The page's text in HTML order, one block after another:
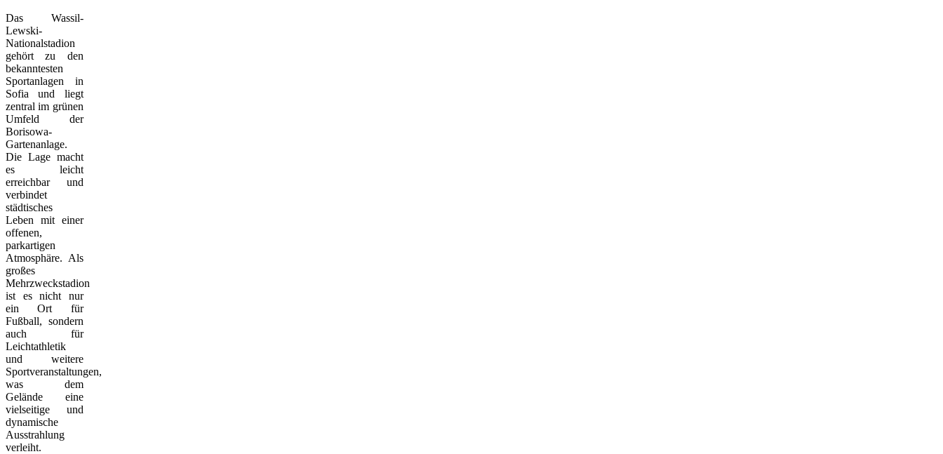
Das Wassil-
Lewski-
Nationalstadion
gehört zu den
bekanntesten
Sportanlagen in
Sofia und liegt
zentral im grünen
Umfeld der
Borisowa-
Gartenanlage.
Die Lage macht
es leicht
erreichbar und
verbindet
städtisches
Leben mit einer
offenen,
parkartigen
Atmosphäre. Als
großes
Mehrzweckstadion
ist es nicht nur
ein Ort für
Fußball, sondern
auch für
Leichtathletik
und weitere
Sportveranstaltungen,
was dem
Gelände eine
vielseitige und
dynamische
Ausstrahlung
verleiht.